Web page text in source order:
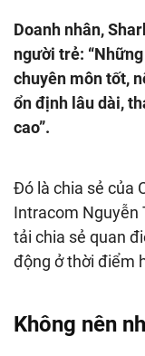
Doanh nhân,
người trẻ: “
chuyên môn tốt,
ổn định lâu dài,
cao”.
Đó là chia sẻ của
Intracom Nguyễn
tải chia sẻ quan
động ở thời điểm
Không nên